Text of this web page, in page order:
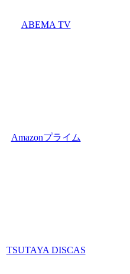
ABEMA TV
Amazonプライム
TSUTAYA DISCAS